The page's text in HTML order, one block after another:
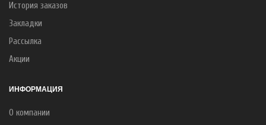
История заказов
Закладки
Рассылка
Акции
ИНФОРМАЦИЯ
О компании